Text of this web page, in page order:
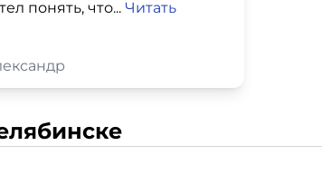
понять, что... Читать